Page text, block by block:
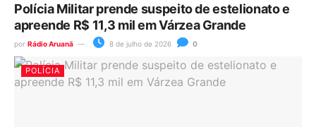
Polícia Militar prende suspeito de estelionato e
apreende R$ 11,3 mil em Várzea Grande
por Rádio Aruanã 8 de julho de 2026 0
POLÍCIA